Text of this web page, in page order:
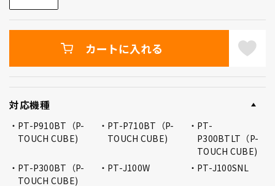
カートに入れる
対応機種
PT-P910BT（P-
TOUCH CUBE)
PT-P710BT（P-
TOUCH CUBE)
PT-
P300BTLT（P-
TOUCH CUBE)
PT-P300BT（P-
TOUCH CUBE)
PT-J100W PT-J100SNL